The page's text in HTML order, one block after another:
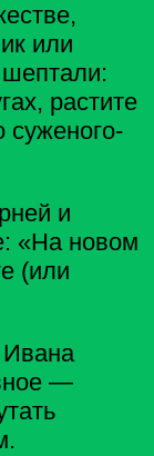
или
растите
суженого-
и
«На новом
(или
Ивана
—